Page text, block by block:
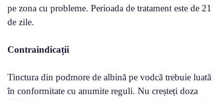
pe zona cu probleme. Perioada de tratament este de 21
de zile.
Contraindicații
Tinctura din podmore de albină pe vodcă trebuie luată
în conformitate cu anumite reguli. Nu creșteți doza